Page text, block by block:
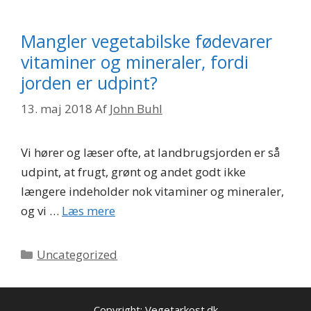
Mangler vegetabilske fødevarer
vitaminer og mineraler, fordi
jorden er udpint?
13. maj 2018 Af John Buhl
Vi hører og læser ofte, at landbrugsjorden er så
udpint, at frugt, grønt og andet godt ikke
længere indeholder nok vitaminer og mineraler,
og vi … Læs mere
Kategorier
Uncategorized